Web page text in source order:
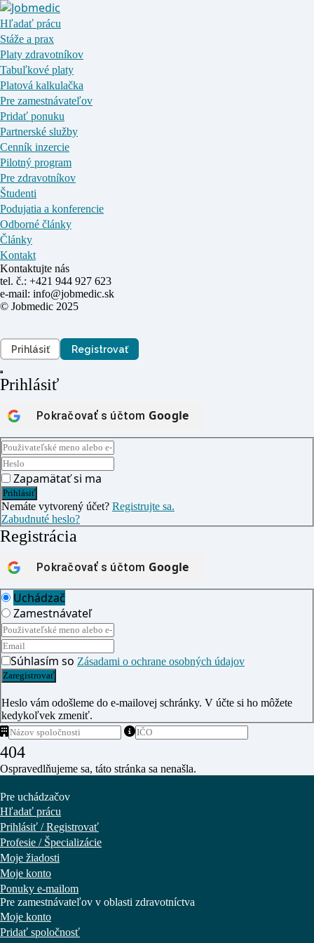
Hľadať prácu
Stáže a prax
Platy zdravotníkov
Tabuľkové platy
Platová kalkulačka
Pre zamestnávateľov
Pridať ponuku
Partnerské služby
Cenník inzercie
Pilotný program
Pre zdravotníkov
Študenti
Podujatia a konferencie
Odborné články
Články
Kontakt
Kontaktujte nás
tel. č.: +421 944 927 623
e-mail: info@jobmedic.sk
© Jobmedic 2025
Prihlásiť Registrovať
Prihlásiť
Pokračovať s účtom Google
Zapamätať si ma
Nemáte vytvorený účet? Registrujte sa.
Zabudnuté heslo?
Registrácia
Pokračovať s účtom Google
Uchádzač
Zamestnávateľ
Súhlasím so Zásadami o ochrane osobných údajov
Heslo vám odošleme do e-mailovej schránky. V účte si ho môžete
kedykoľvek zmeniť.
404
Ospravedlňujeme sa, táto stránka sa nenašla.
Pre uchádzačov
Hľadať prácu
Prihlásiť / Registrovať
Profesie / Špecializácie
Moje žiadosti
Moje konto
Ponuky e-mailom
Pre zamestnávateľov v oblasti zdravotníctva
Moje konto
Pridať spoločnosť
Jobmedic Asistent
Akú prácu v zdravotníctve hľadáte?
historických konverzácií a môže robiť chyby. Pre presné
informácie nás kontaktujte na info@jobmedic.sk.)